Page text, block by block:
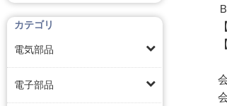
カテゴリ
電気部品
電子部品